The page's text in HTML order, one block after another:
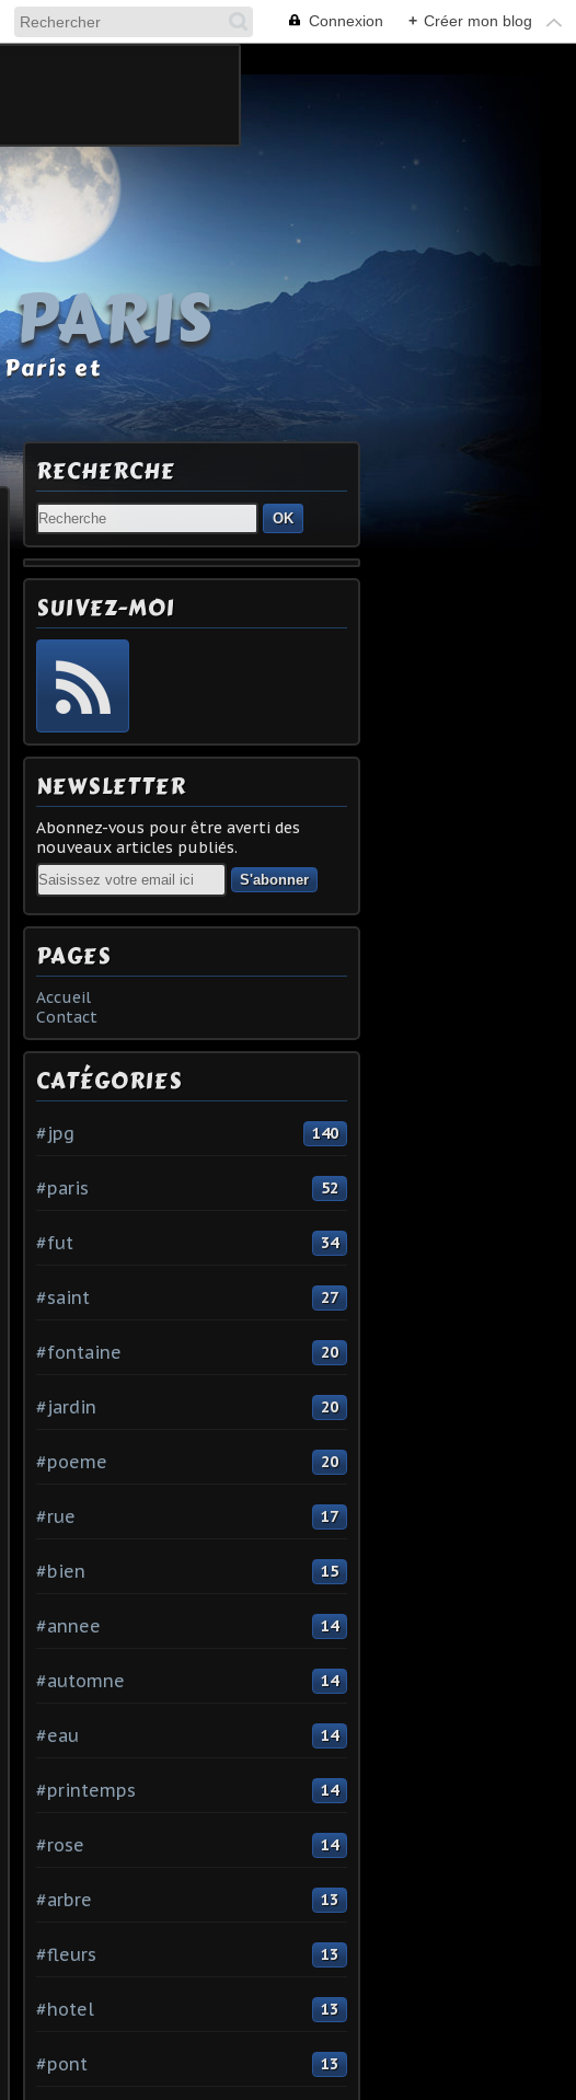
Connexion + Créer mon blog
et
RECHERCHE
OK
SUIVEZ-MOI
NEWSLETTER
Abonnez-vous pour être averti des
nouveaux articles publiés.
Email
PAGES
Accueil
Contact
CATÉGORIES
#jpg 140
#paris 52
#fut 34
#saint 27
#fontaine 20
#jardin 20
#poeme 20
#rue 17
#bien 15
#annee 14
#automne 14
#eau 14
#printemps 14
#rose 14
#arbre 13
#fleurs 13
#hotel 13
#pont 13